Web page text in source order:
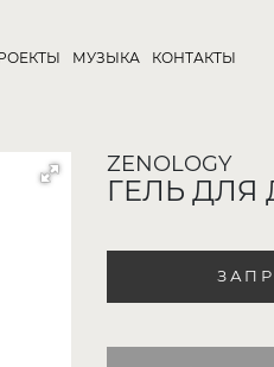
МУЗЫКА КОНТАКТЫ
ZENOLOGY
ГЕЛЬ ДЛЯ